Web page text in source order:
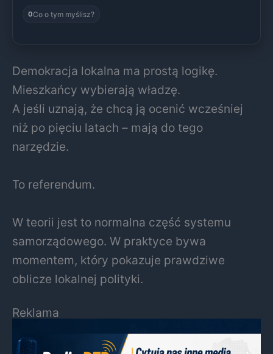
0Co o tym myślisz?
Demokracja lokalna ma prostą logikę.
Mieszkańcy wybierają władzę.
A jeśli uznają, że chcą ją ocenić wcześniej
niż po pięciu latach – mają do tego
narzędzie.
To referendum.
W teorii jest to normalna część systemu
samorządowego. W praktyce bywa
momentem, który pokazuje prawdziwe
oblicze lokalnej polityki.
Reklama